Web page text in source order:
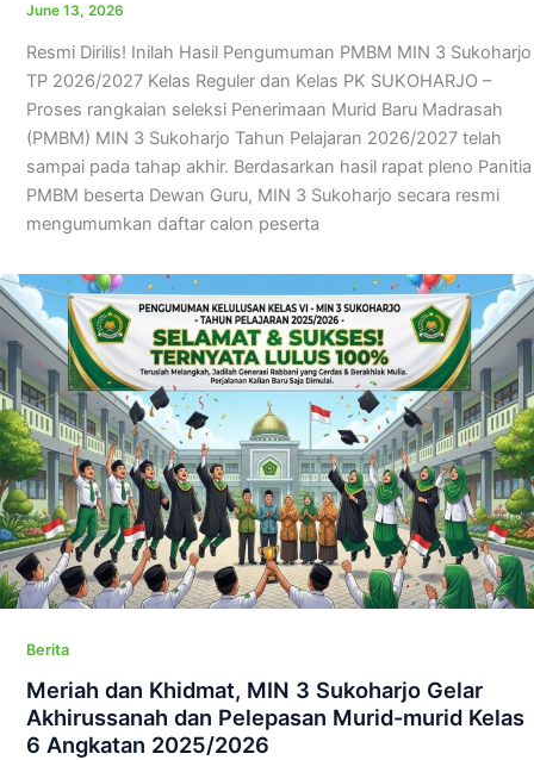
June 13, 2026
Resmi Dirilis! Inilah Hasil Pengumuman PMBM MIN 3 Sukoharjo
TP 2026/2027 Kelas Reguler dan Kelas PK SUKOHARJO –
Proses rangkaian seleksi Penerimaan Murid Baru Madrasah
(PMBM) MIN 3 Sukoharjo Tahun Pelajaran 2026/2027 telah
sampai pada tahap akhir. Berdasarkan hasil rapat pleno Panitia
PMBM beserta Dewan Guru, MIN 3 Sukoharjo secara resmi
mengumumkan daftar calon peserta
Berita
Meriah dan Khidmat, MIN 3 Sukoharjo Gelar
Akhirussanah dan Pelepasan Murid-murid Kelas
6 Angkatan 2025/2026